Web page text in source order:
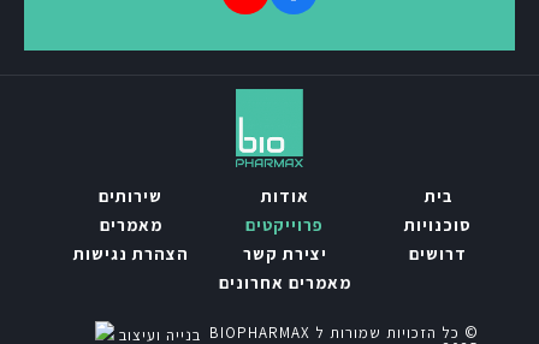
בית אודות
שירותים
סוכנויות
פרוייקטים
מאמרים
דרושים
יצירת קשר
הצהרת נגישות
מאמרים אחרונים
© כל הזכויות שמורות ל BIOPHARMAX בנייה ועיצוב